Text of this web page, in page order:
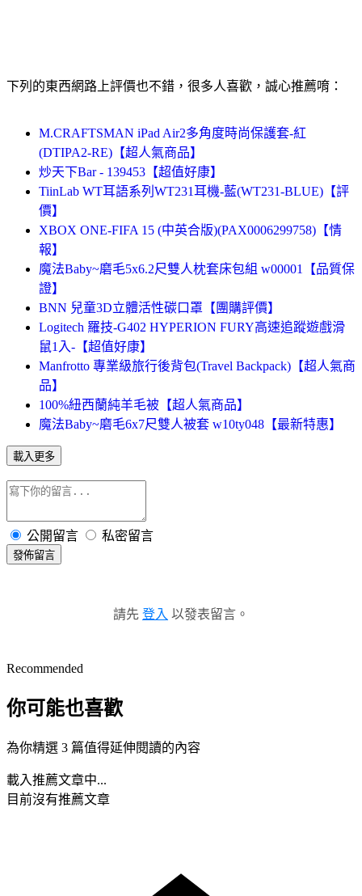
下列的東西網路上評價也不錯，很多人喜歡，誠心推薦唷：
M.CRAFTSMAN iPad Air2多角度時尚保護套-紅
(DTIPA2-RE)【超人氣商品】
炒天下Bar - 139453【超值好康】
TiinLab WT耳語系列WT231耳機-藍(WT231-BLUE)【評
價】
XBOX ONE-FIFA 15 (中英合版)(PAX0006299758)【情
報】
魔法Baby~磨毛5x6.2尺雙人枕套床包組 w00001【品質保
證】
BNN 兒童3D立體活性碳口罩【團購評價】
Logitech 羅技-G402 HYPERION FURY高速追蹤遊戲滑
鼠1入-【超值好康】
Manfrotto 專業級旅行後背包(Travel Backpack)【超人氣商
品】
100%紐西蘭純羊毛被【超人氣商品】
魔法Baby~磨毛6x7尺雙人被套 w10ty048【最新特惠】
載入更多
公開留言 私密留言
發佈留言
請先 登入 以發表留言。
Recommended
你可能也喜歡
為你精選 3 篇值得延伸閱讀的內容
載入推薦文章中...
目前沒有推薦文章